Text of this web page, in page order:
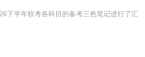
下半年软考各科目的备考三色笔记进行了汇